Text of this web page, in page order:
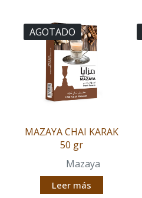
AGOTADO
MAZAYA CHAI KARAK
50 gr
Mazaya
Leer más